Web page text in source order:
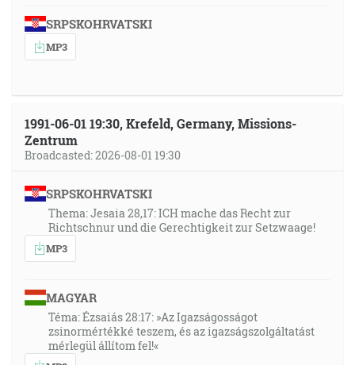
SRPSKOHRVATSKI
MP3
1991-06-01 19:30, Krefeld, Germany, Missions-
Zentrum
Broadcasted: 2026-08-01 19:30
SRPSKOHRVATSKI
Thema: Jesaia 28,17: ICH mache das Recht zur
Richtschnur und die Gerechtigkeit zur Setzwaage!
MP3
MAGYAR
Téma: Ézsaiás 28:17: »Az Igazságosságot
zsinormértékké teszem, és az igazságszolgáltatást
mérlegül állítom fel!«